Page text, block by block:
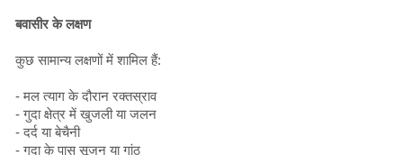
बवासीर के लक्षण
कुछ सामान्य लक्षणों में शामिल हैं:
- मल त्याग के दौरान रक्तस्राव
- गुदा क्षेत्र में खुजली या जलन
- दर्द या बेचैनी
- गुदा के पास सूजन या गांठ